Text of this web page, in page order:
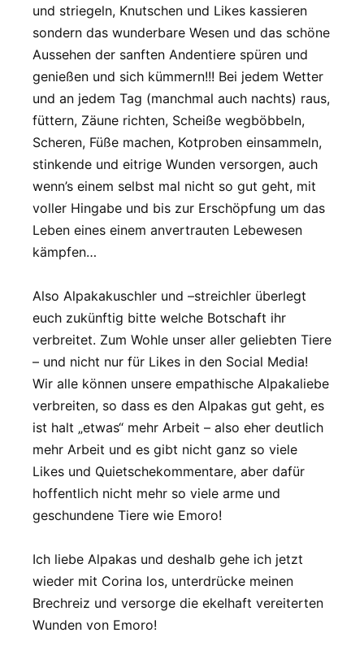
und striegeln, Knutschen und Likes kassieren
sondern das wunderbare Wesen und das schöne
Aussehen der sanften Andentiere spüren und
genießen und sich kümmern!!! Bei jedem Wetter
und an jedem Tag (manchmal auch nachts) raus,
füttern, Zäune richten, Scheiße wegböbbeln,
Scheren, Füße machen, Kotproben einsammeln,
stinkende und eitrige Wunden versorgen, auch
wenn’s einem selbst mal nicht so gut geht, mit
voller Hingabe und bis zur Erschöpfung um das
Leben eines einem anvertrauten Lebewesen
kämpfen…
Also Alpakakuschler und –streichler überlegt
euch zukünftig bitte welche Botschaft ihr
verbreitet. Zum Wohle unser aller geliebten Tiere
– und nicht nur für Likes in den Social Media!
Wir alle können unsere empathische Alpakaliebe
verbreiten, so dass es den Alpakas gut geht, es
ist halt „etwas“ mehr Arbeit – also eher deutlich
mehr Arbeit und es gibt nicht ganz so viele
Likes und Quietschekommentare, aber dafür
hoffentlich nicht mehr so viele arme und
geschundene Tiere wie Emoro!
Ich liebe Alpakas und deshalb gehe ich jetzt
wieder mit Corina los, unterdrücke meinen
Brechreiz und versorge die ekelhaft vereiterten
Wunden von Emoro!